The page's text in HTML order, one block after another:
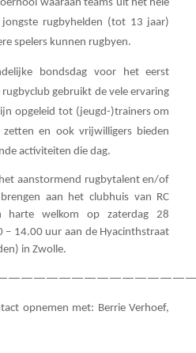
waaraan teams uit het hele
rugbyhelden (tot 13 jaar)
spelers kunnen rugbyen.
bondsdag voor het eerst
gebruikt de vele ervaring
opgeleid tot (jeugd-)trainers om
en ook vrijwilligers bieden
activiteiten die dag.
aanstormend rugbytalent en/of
aan het clubhuis van RC
harte welkom op zaterdag 28
– 14.00 uur aan de Hyacinthstraat
in Zwolle.
opnemen met: Berrie Verhoef,